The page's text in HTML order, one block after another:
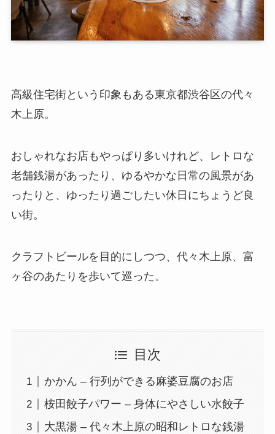
高級住宅街という印象もある東京都渋谷区の代々
木上原。
おしゃれなお店もやっぱり多いけれど、レトロな
老舗銭湯があったり、ゆるやかな日常の風景があ
ったりと、ゆったり過ごしたい休日にちょうど良
い街。
クラフトビールを目的にしつつ、代々木上原、富
ヶ谷のあたりを歩いて巡った。
目次
かかん – 行列ができる麻婆豆腐のお店
桉田餃子パワー – 身体にやさしい水餃子
大黒湯 – 代々木上原の昭和レトロな銭湯